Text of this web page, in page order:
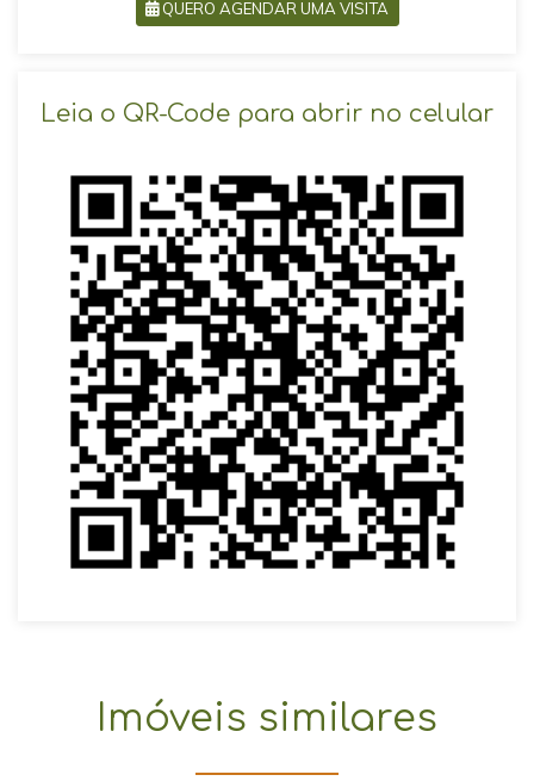
QUERO AGENDAR UMA VISITA
Leia o QR-Code para abrir no celular
Imóveis similares